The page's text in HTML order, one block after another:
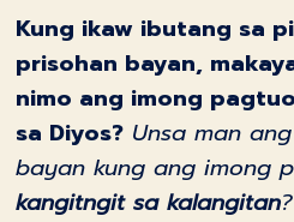
Kung ikaw ibutang sa
prisohan bayan,
nimo ang imong
sa Diyos? Unsa man
bayan kung ang imong
kangitngit sa kalangitan?